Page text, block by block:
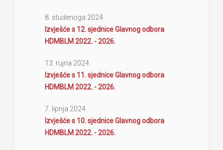
8. studenoga 2024.
Izvješće s 12. sjednice Glavnog odbora
HDMBLM 2022. - 2026.
13. rujna 2024.
Izvješće s 11. sjednice Glavnog odbora
HDMBLM 2022. - 2026.
7. lipnja 2024.
Izvješće s 10. sjednice Glavnog odbora
HDMBLM 2022. - 2026.